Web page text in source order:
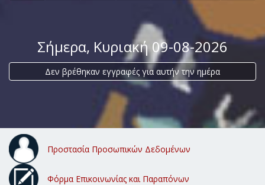
Σήμερα, Κυριακή 09-08-2026
Δεν βρέθηκαν εγγραφές για αυτήν την ημέρα
Προστασία Προσωπικών Δεδομένων
Φόρμα Επικοινωνίας και Παραπόνων